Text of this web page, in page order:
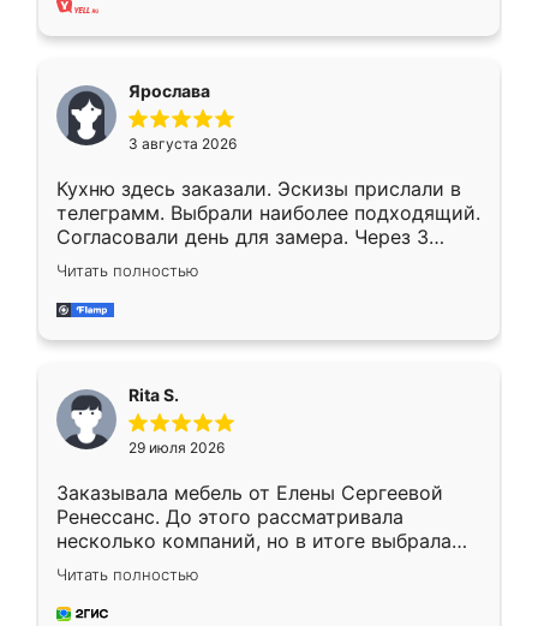
Ярослава
3 августа 2026
Кухню здесь заказали. Эскизы прислали в
телеграмм. Выбрали наиболее подходящий.
Согласовали день для замера. Через 3
недели кухня была уже готова. Остались
довольны работой. Спасибо Ренессанс
мебель за качественную работу!
Читать полностью
Rita S.
29 июля 2026
Заказывала мебель от Елены Сергеевой
Ренессанс. До этого рассматривала
несколько компаний, но в итоге выбрала
эту. Сначала обговорили условия, потом
приехал замерщик, всё спокойно объяснил
и снял размеры. Изготовили в срок, с
Читать полностью